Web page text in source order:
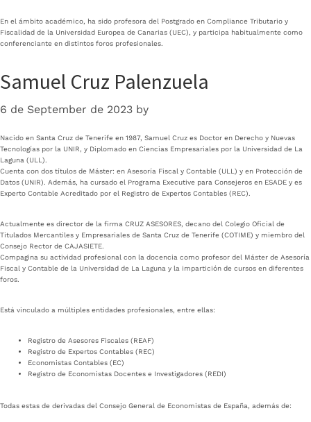
En el ámbito académico, ha sido profesora del Postgrado en Compliance Tributario y
Fiscalidad de la Universidad Europea de Canarias (UEC), y participa habitualmente como
conferenciante en distintos foros profesionales.
Samuel Cruz Palenzuela
6 de September de 2023 by
Nacido en Santa Cruz de Tenerife en 1987, Samuel Cruz es Doctor en Derecho y Nuevas
Tecnologías por la UNIR, y Diplomado en Ciencias Empresariales por la Universidad de La
Laguna (ULL).
Cuenta con dos títulos de Máster: en Asesoría Fiscal y Contable (ULL) y en Protección de
Datos (UNIR). Además, ha cursado el Programa Executive para Consejeros en ESADE y es
Experto Contable Acreditado por el Registro de Expertos Contables (REC).
Actualmente es director de la firma CRUZ ASESORES, decano del Colegio Oficial de
Titulados Mercantiles y Empresariales de Santa Cruz de Tenerife (COTIME) y miembro del
Consejo Rector de CAJASIETE.
Compagina su actividad profesional con la docencia como profesor del Máster de Asesoría
Fiscal y Contable de la Universidad de La Laguna y la impartición de cursos en diferentes
foros.
Está vinculado a múltiples entidades profesionales, entre ellas:
Registro de Asesores Fiscales (REAF)
Registro de Expertos Contables (REC)
Economistas Contables (EC)
Registro de Economistas Docentes e Investigadores (REDI)
Todas estas de derivadas del Consejo General de Economistas de España, además de: